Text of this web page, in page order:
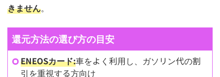
きません。
還元方法の選び方の目安
ENEOSカード:車をよく利用し、ガソリン代の割
引を重視する方向け